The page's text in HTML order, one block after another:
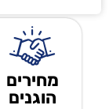
מחירים
הוגנים